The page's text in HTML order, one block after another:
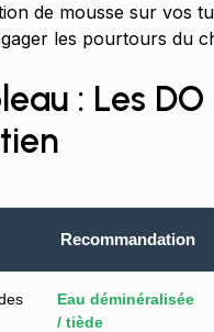
de mousse sur vos
les pourtours du
: Les
Recommandation
Eau déminéralisée
/ tiède